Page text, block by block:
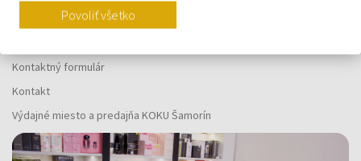
O SPOLOČNOSTI
Kontaktný formulár
Kontakt
Výdajné miesto a predajňa KOKU Šamorín
Povoliť všetko